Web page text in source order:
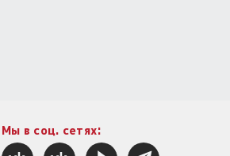
Мы в соц. сетях: